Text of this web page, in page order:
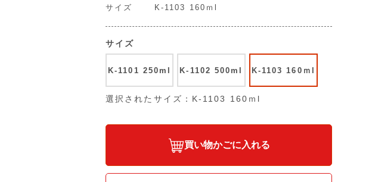
サイズ K-1103 160ｍl
サイズ
K-1101 250ml K-1102 500ml K-1103 160ｍl
選択されたサイズ：K-1103 160ｍl
買い物かごに入れる